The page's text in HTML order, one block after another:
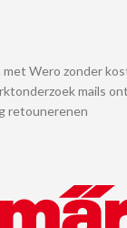
Wero zonder
mails
retounerenen